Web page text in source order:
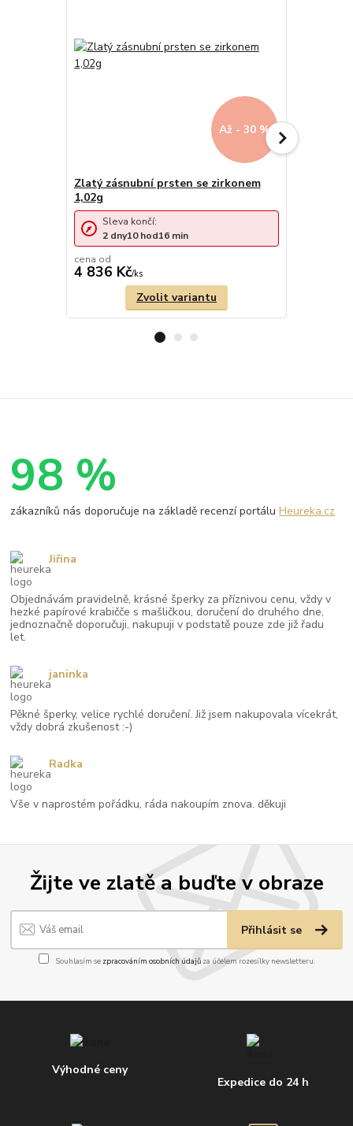
Až - 30 %
Zlatý zásnubní prsten se zirkonem
1,02g
cena od
4 836 Kč/ks
Sleva končí:
2 dny10hod16 min
Zvolit variantu
Žijte ve zlatě a buďte v obraze
Přihlásit se
Souhlasím se zpracováním osobních údajůza účelem rozesílky newsletteru.
Výhodné ceny
Expedice do 24 h
98 %
zákazníků nás doporučuje na základě recenzí portáluHeureka.cz
Objednávám pravidelně, krásné šperky za příznivou cenu, vždy v
hezké papírové krabičče s mašličkou, doručení do druhého dne,
jednoznačně doporučuji, nakupuji v podstatě pouze zde již řadu
let.
Jiřina
Pěkné šperky, velice rychlé doručení. Již jsem nakupovala vícekrát,
vždy dobrá zkušenost :-)
janinka
Vše v naprostém pořádku, ráda nakoupím znova. děkuji
Radka